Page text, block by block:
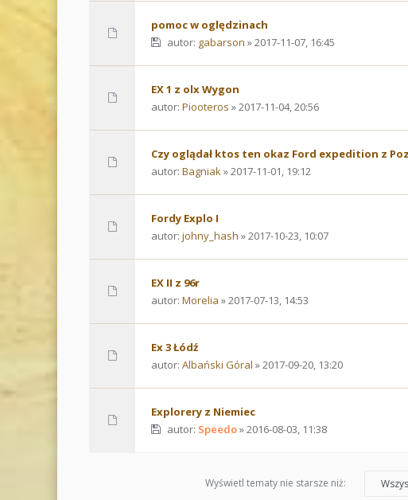
pomoc w oględzinach
autor: gabarson » 2017-11-07, 16:45
EX 1 z olx Wygon
autor: Piooteros » 2017-11-04, 20:56
Czy oglądał ktos ten okaz Ford expedition z
autor: Bagniak» 2017-11-01, 19:12
Fordy Explo I
autor: johny_hash » 2017-10-23, 10:07
EX II z 96r
autor: Morelia » 2017-07-13, 14:53
Ex 3 Łódź
autor: Albański Góral » 2017-09-20, 13:20
Explorery z Niemiec
autor: Speedo» 2016-08-03, 11:38
Wyświetl tematy nie starsze niż: